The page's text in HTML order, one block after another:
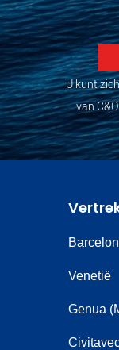
U kunt
van
Venetië
Genua